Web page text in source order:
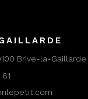
Brive-la-Gaillarde